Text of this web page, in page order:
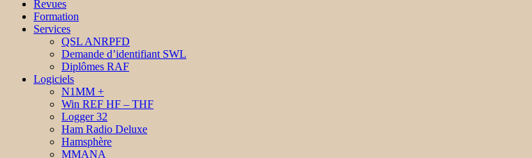
Revues
Formation
Services
QSL ANRPFD
Demande d’identifiant SWL
Diplômes RAF
Logiciels
N1MM +
Win REF HF – THF
Logger 32
Ham Radio Deluxe
Hamsphère
MMANA